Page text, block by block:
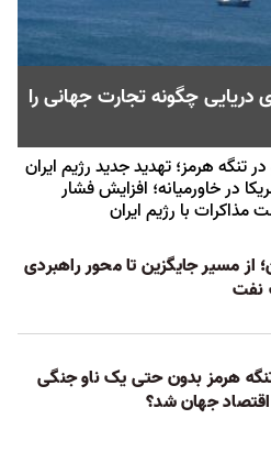
دریایی چگونه تجارت جهانی را
تنگه هرمز؛ تهدید جدید رژیم ایران
در خاورمیانه؛ افزایش فشار
با رژیم ایران
از مسیر جایگزین تا محور راهبردی
نفت
هرمز بدون حتی یک ناو جنگی
جهان شد؟